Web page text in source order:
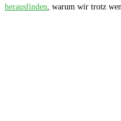
herausfinden, warum wir trotz